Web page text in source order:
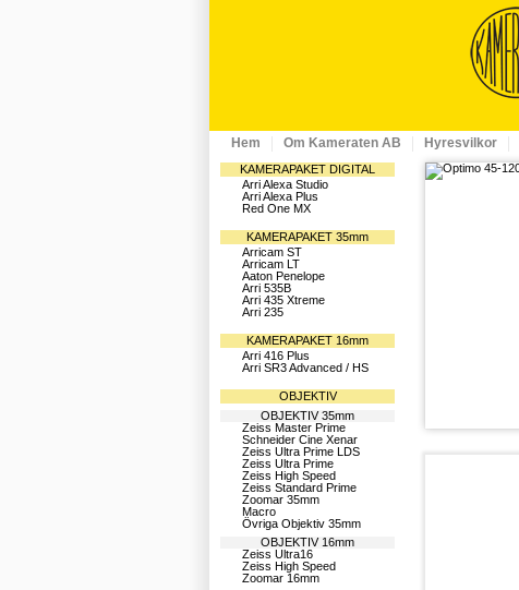
Hem Om Kameraten AB Hyresvilkor
KAMERAPAKET DIGITAL
Arri Alexa Studio
Arri Alexa Plus
Red One MX
KAMERAPAKET 35mm
Arricam ST
Arricam LT
Aaton Penelope
Arri 535B
Arri 435 Xtreme
Arri 235
KAMERAPAKET 16mm
Arri 416 Plus
Arri SR3 Advanced / HS
OBJEKTIV
OBJEKTIV 35mm
Zeiss Master Prime
Schneider Cine Xenar
Zeiss Ultra Prime LDS
Zeiss Ultra Prime
Zeiss High Speed
Zeiss Standard Prime
Zoomar 35mm
Macro
Övriga Objektiv 35mm
OBJEKTIV 16mm
Zeiss Ultra16
Zeiss High Speed
Zoomar 16mm